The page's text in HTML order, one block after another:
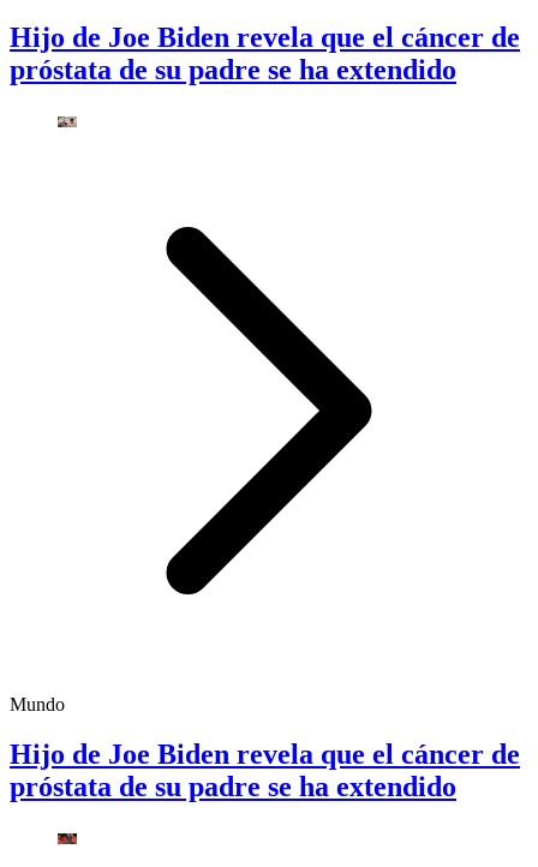
Hijo de Joe Biden revela que el cáncer de
próstata de su padre se ha extendido
Mundo
Hijo de Joe Biden revela que el cáncer de
próstata de su padre se ha extendido